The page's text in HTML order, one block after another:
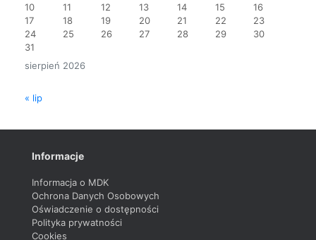
sierpień 2026
10
11 12 13 14 15
16
17
18 19 20 21 22
23
24
25 26 27 28 29
30
31
« lip
Informacje
Informacja o MDK
Ochrona Danych Osobowych
Oświadczenie o dostępności
Polityka prywatności
Cookies